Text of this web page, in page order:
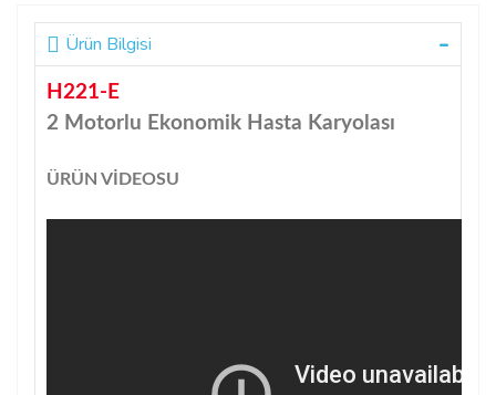
Ürün Bilgisi
H221-E
2 Motorlu Ekonomik Hasta Karyolası
ÜRÜN VİDEOSU